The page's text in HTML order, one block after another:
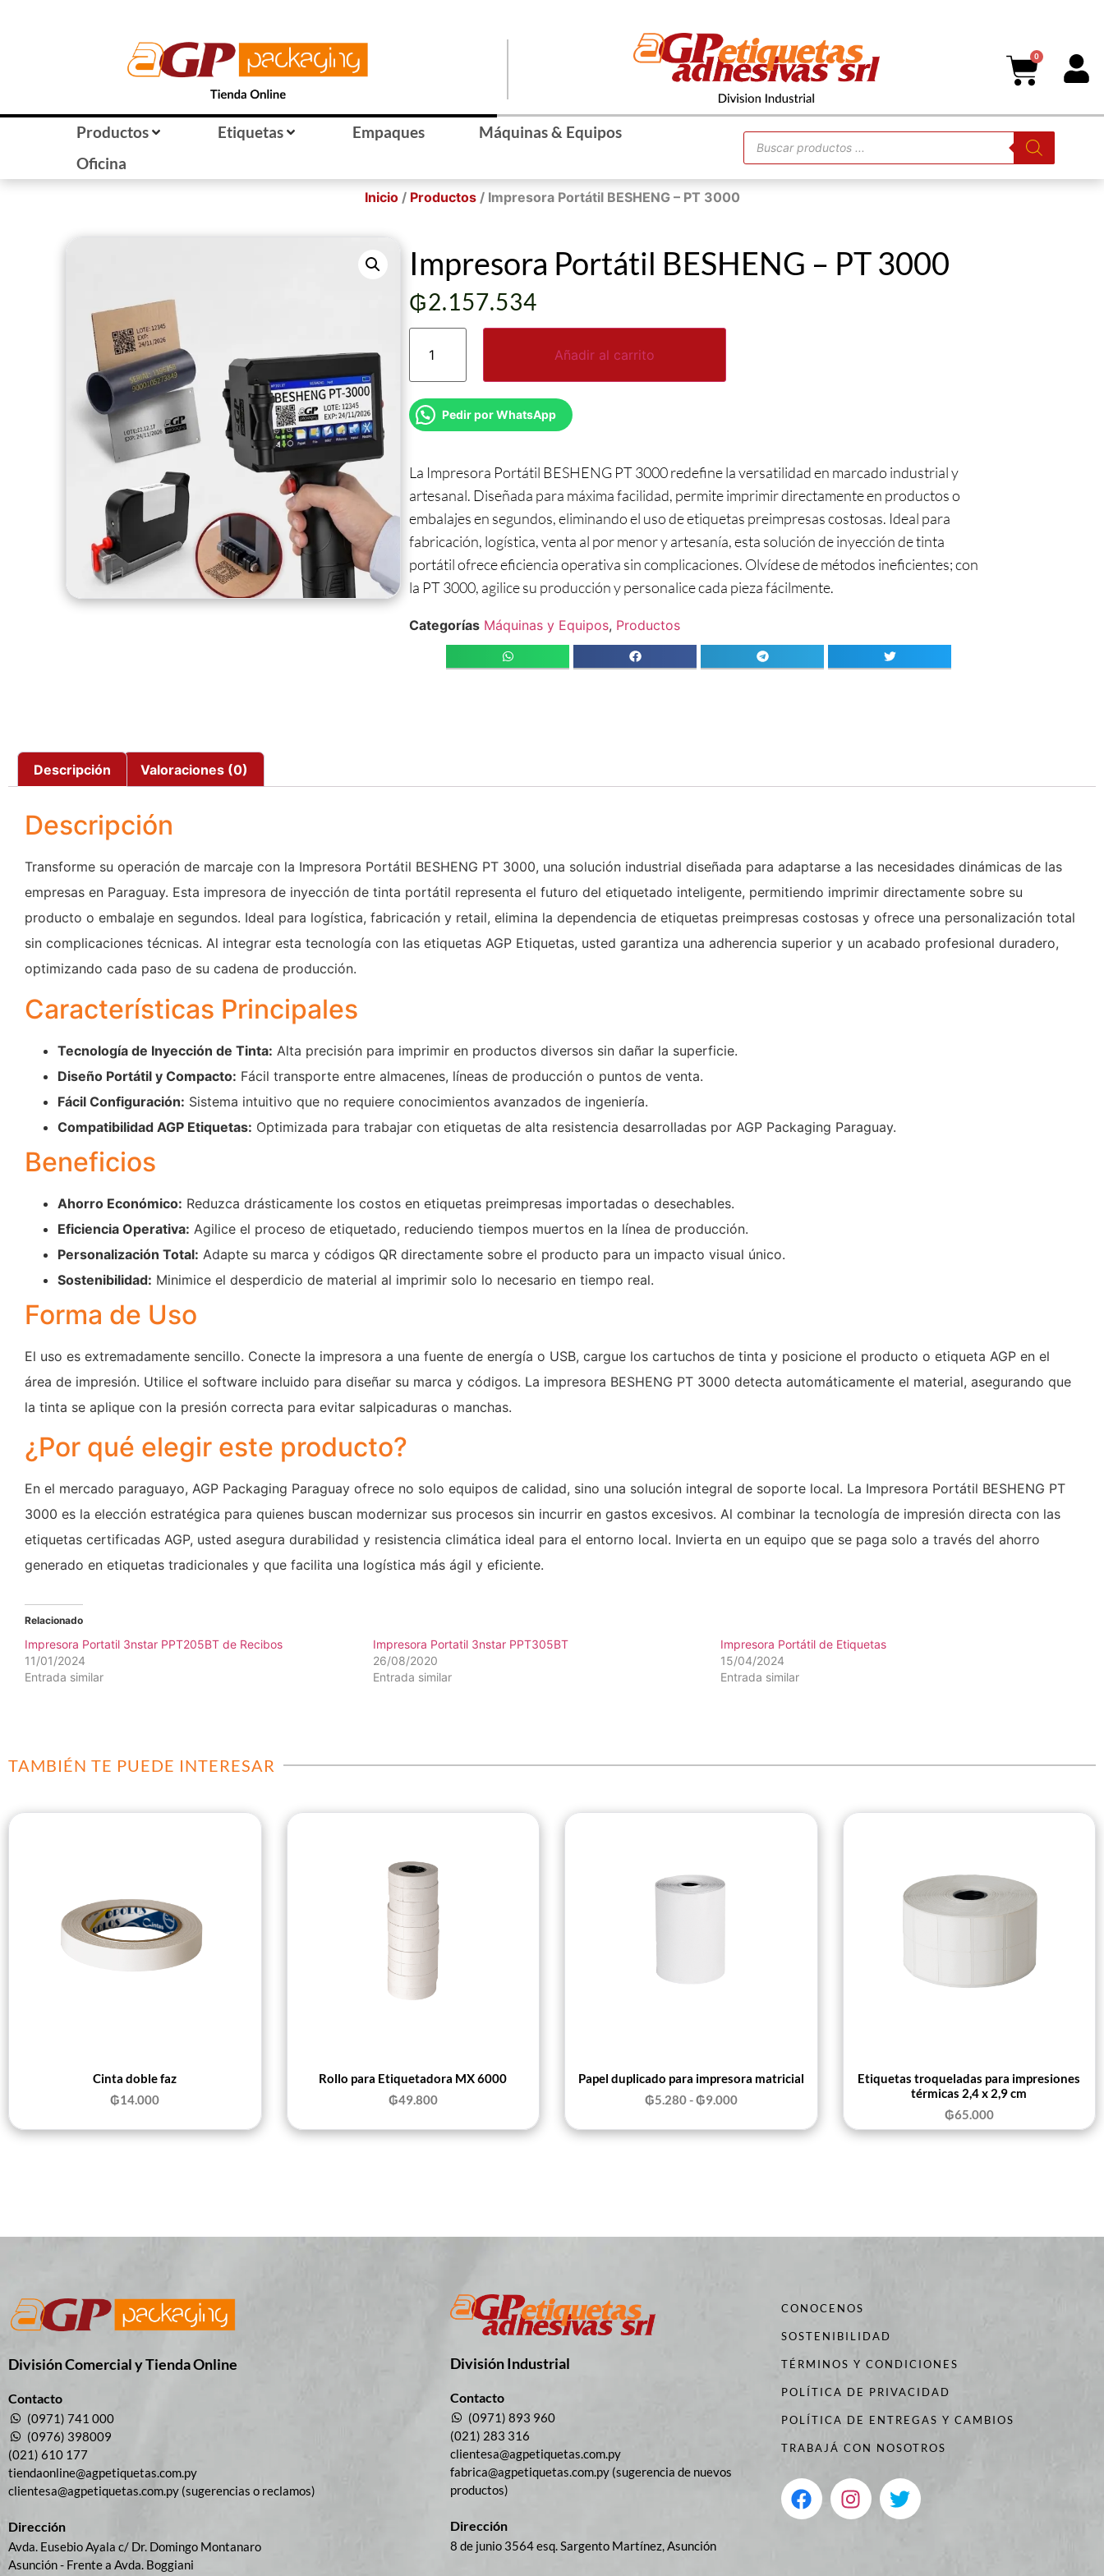
0
Productos Etiquetas Empaques
Máquinas & Equipos
Oficina
Inicio/ Productos/ Impresora Portátil BESHENG – PT 3000
Impresora Portátil BESHENG – PT 3000
₲2.157.534
Añadir al carrito
Pedir por WhatsApp
La Impresora Portátil BESHENG PT 3000 redefine la versatilidad en marcado industrial y
artesanal. Diseñada para máxima facilidad, permite imprimir directamente en productos o
embalajes en segundos, eliminando el uso de etiquetas preimpresas costosas. Ideal para
fabricación, logística, venta al por menor y artesanía, esta solución de inyección de tinta
portátil ofrece eficiencia operativa sin complicaciones. Olvídese de métodos ineficientes; con
la PT 3000, agilice su producción y personalice cada pieza fácilmente.
Categorías Máquinas y Equipos, Productos
Descripción Valoraciones (0)
Descripción
Transforme su operación de marcaje con la Impresora Portátil BESHENG PT 3000, una solución industrial diseñada para adaptarse a las necesidades dinámicas de las
empresas en Paraguay. Esta impresora de inyección de tinta portátil representa el futuro del etiquetado inteligente, permitiendo imprimir directamente sobre su
producto o embalaje en segundos. Ideal para logística, fabricación y retail, elimina la dependencia de etiquetas preimpresas costosas y ofrece una personalización total
sin complicaciones técnicas. Al integrar esta tecnología con las etiquetas AGP Etiquetas, usted garantiza una adherencia superior y un acabado profesional duradero,
optimizando cada paso de su cadena de producción.
Características Principales
Tecnología de Inyección de Tinta: Alta precisión para imprimir en productos diversos sin dañar la superficie.
Diseño Portátil y Compacto: Fácil transporte entre almacenes, líneas de producción o puntos de venta.
Fácil Configuración: Sistema intuitivo que no requiere conocimientos avanzados de ingeniería.
Compatibilidad AGP Etiquetas: Optimizada para trabajar con etiquetas de alta resistencia desarrolladas por AGP Packaging Paraguay.
Beneficios
Ahorro Económico: Reduzca drásticamente los costos en etiquetas preimpresas importadas o desechables.
Eficiencia Operativa: Agilice el proceso de etiquetado, reduciendo tiempos muertos en la línea de producción.
Personalización Total: Adapte su marca y códigos QR directamente sobre el producto para un impacto visual único.
Sostenibilidad: Minimice el desperdicio de material al imprimir solo lo necesario en tiempo real.
Forma de Uso
El uso es extremadamente sencillo. Conecte la impresora a una fuente de energía o USB, cargue los cartuchos de tinta y posicione el producto o etiqueta AGP en el
área de impresión. Utilice el software incluido para diseñar su marca y códigos. La impresora BESHENG PT 3000 detecta automáticamente el material, asegurando que
la tinta se aplique con la presión correcta para evitar salpicaduras o manchas.
¿Por qué elegir este producto?
En el mercado paraguayo, AGP Packaging Paraguay ofrece no solo equipos de calidad, sino una solución integral de soporte local. La Impresora Portátil BESHENG PT
3000 es la elección estratégica para quienes buscan modernizar sus procesos sin incurrir en gastos excesivos. Al combinar la tecnología de impresión directa con las
etiquetas certificadas AGP, usted asegura durabilidad y resistencia climática ideal para el entorno local. Invierta en un equipo que se paga solo a través del ahorro
generado en etiquetas tradicionales y que facilita una logística más ágil y eficiente.
Relacionado
Impresora Portatil 3nstar PPT205BT de Recibos
11/01/2024
Entrada similar
Impresora Portatil 3nstar PPT305BT
26/08/2020
Entrada similar
Impresora Portátil de Etiquetas
15/04/2024
Entrada similar
TAMBIÉN TE PUEDE INTERESAR
Cinta doble faz
₲14.000
Rollo para Etiquetadora MX 6000
₲49.800
Papel duplicado para impresora matricial
₲5.280-₲9.000
Etiquetas troqueladas para impresiones
térmicas 2,4 x 2,9 cm
₲65.000
División Comercial​ y Tienda Online
Contacto
(0971) 741 000
(0976) 398009
(021) 610 177
tiendaonline@agpetiquetas.com.py
clientesa@agpetiquetas.com.py (sugerencias o reclamos)
Dirección
Avda. Eusebio Ayala c/ Dr. Domingo Montanaro
Asunción - Frente a Avda. Boggiani
División Industrial​
Contacto
(0971) 893 960
(021) 283 316
clientesa@agpetiquetas.com.py
fabrica@agpetiquetas.com.py (sugerencia de nuevos
productos)
Dirección
8 de junio 3564 esq. Sargento Martínez, Asunción
CONOCENOS
SOSTENIBILIDAD
TÉRMINOS Y CONDICIONES
POLÍTICA DE PRIVACIDAD
POLÍTICA DE ENTREGAS Y CAMBIOS
TRABAJÁ CON NOSOTROS